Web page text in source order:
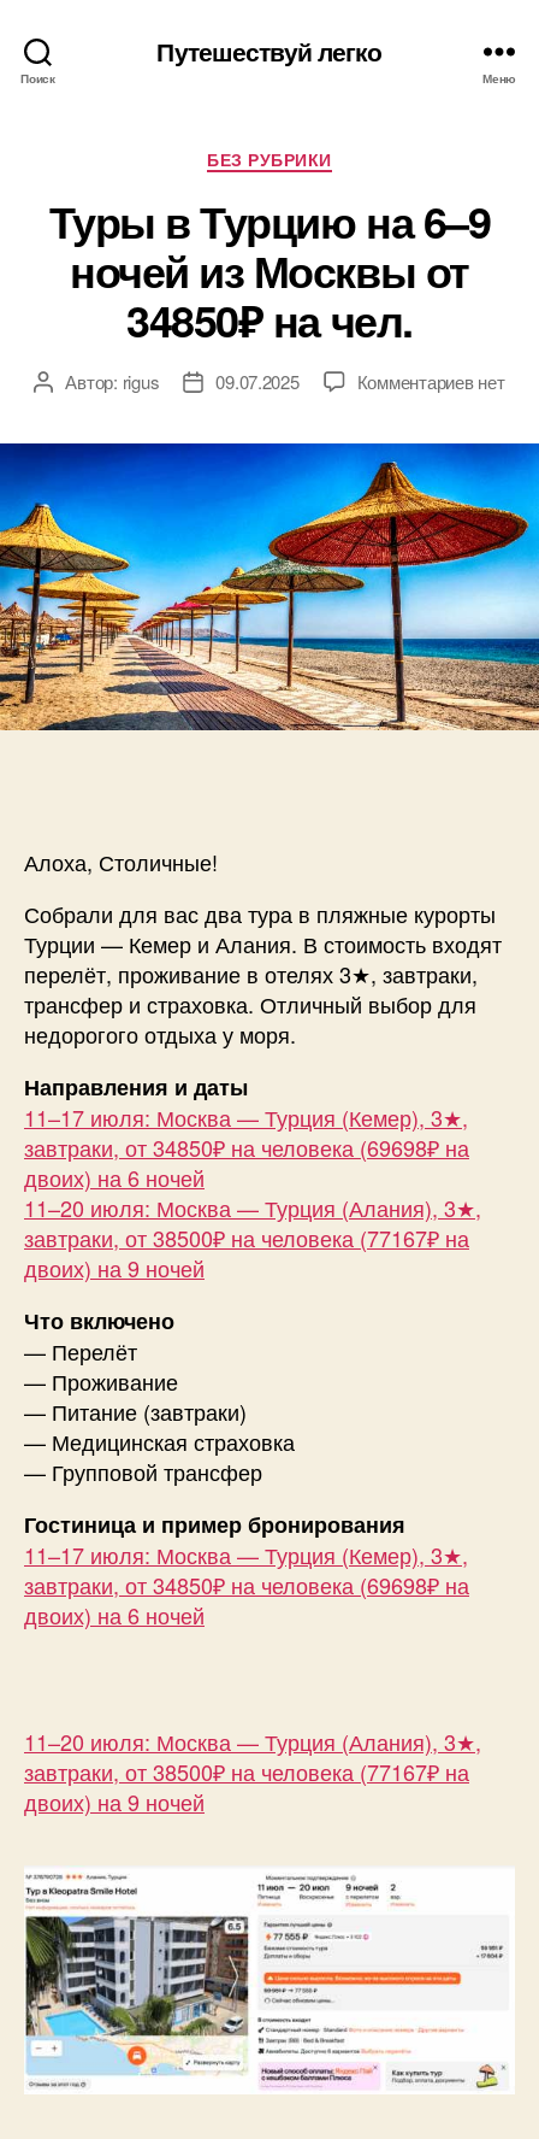
Поиск
Путешествуй легко
Меню
Рубрики
БЕЗ РУБРИКИ
Туры в Турцию на 6–9
ночей из Москвы от
34850₽ на чел.
АвторАвтор: rigus
Дата09.07.2025 Комментариевк
в
Турцию
на
6–
9
ночей
Москвы
от
34850₽
на
нет
Алоха, Столичные!
Собрали для вас два тура в пляжные курорты
Турции — Кемер и Алания. В стоимость входят
перелёт, проживание в отелях 3★, завтраки,
трансфер и страховка. Отличный выбор для
недорогого отдыха у моря.
Направления и даты
11–17 июля: Москва — Турция (Кемер), 3★,
завтраки, от 34850₽ на человека (69698₽ на
двоих) на 6 ночей
11–20 июля: Москва — Турция (Алания), 3★,
завтраки, от 38500₽ на человека (77167₽ на
двоих) на 9 ночей
Что включено
— Перелёт
— Проживание
— Питание (завтраки)
— Медицинская страховка
— Групповой трансфер
Гостиница и пример бронирования
11–17 июля: Москва — Турция (Кемер), 3★,
завтраки, от 34850₽ на человека (69698₽ на
двоих) на 6 ночей
11–20 июля: Москва — Турция (Алания), 3★,
завтраки, от 38500₽ на человека (77167₽ на
двоих) на 9 ночей